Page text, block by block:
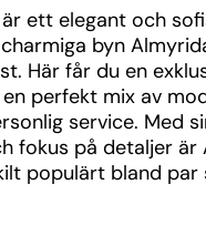
ett elegant och
byn
Här får du en
perfekt mix av
service. Med
fokus på detaljer är
populärt bland par